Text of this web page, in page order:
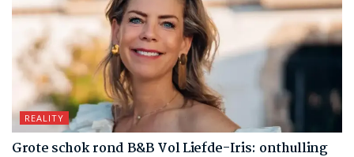
REALITY
Grote schok rond B&B Vol Liefde-Iris: onthulling